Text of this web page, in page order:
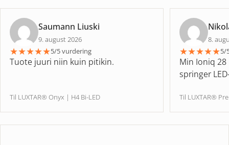
Saumann Liuski
9. august 2026
★★★★★5/5 vurdering
Tuote juuri niin kuin pitikin.
Til LUXTAR® Onyx | H4 Bi-LED
8.
★★★★★5/
Min Ioniq
springer
Til LUXTAR®